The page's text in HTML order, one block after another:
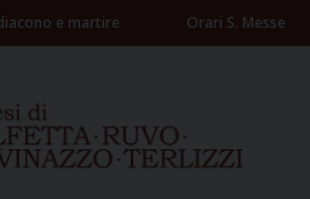
e martire Orari S. Messe